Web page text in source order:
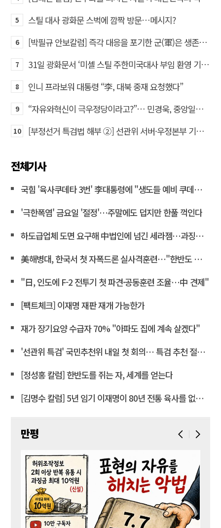
5 스틸 대사 광화문 스벅에 깜짝 방문…메시지?
6 [박필규 안보칼럼] 즉각 대응을 포기한 군(軍)은 생존할 수 없다
7 31일 광화문서 ‘미셸 스틸 주한미국대사 부임 환영 기자회견’… 80여 개 단체 집결
8 인니 프라보워 대통령 “李, 대북 중재 요청했다”
9 “자유와혁신이 극우정당이라고?”… 민경욱, 중앙일보 직격
10 [부정선거 특검법 해부 ②] 선관위 서버·우정본부 기록까지…‘증거를 끌어오는 칼’
전체기사
국힘 '육사쿠데타 3번' 李대통령에 "생도들 예비 쿠데타세력 몰아"
'극한폭염' 금요일 '절정'…주말에도 덥지만 한풀 꺽인다
하도급업체 도면 요구해 中법인에 넘긴 세라젬…과징금 4억3천만
美해병대, 한국서 첫 자폭드론 실사격훈련…"한반도 지형 학습"
"日, 인도에 F-2 전투기 첫 파견·공동훈련 조율…中 견제"
[팩트체크] 이재명 재판 재개 가능한가
재가 장기요양 수급자 70% "아파도 집에 계속 살겠다"
'선관위 특검' 국민추천위 내일 첫 회의… 특검 추천 절차 개시
[정성홍 칼럼] 한반도를 쥐는 자, 세계를 얻는다
[김명수 칼럼] 5년 임기 이재명이 80년 전통 육사를 없앤다?
만평